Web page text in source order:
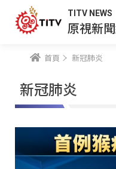
TITV NEWS
原視新
首頁 新冠肺炎
新冠肺炎